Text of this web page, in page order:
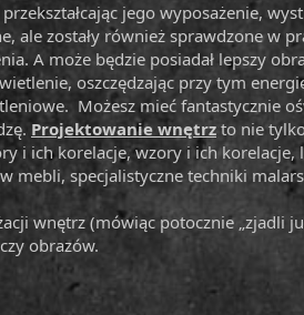
jego wyposażenie,
ale zostały również sprawdzone w
A może będzie posiadał lepszy
oszczędzając przy tym
Możesz mieć fantastycznie
Projektowanie wnętrz to nie
i ich korelacje, wzory i ich
specjalistyczne techniki
wnętrz (mówiąc potocznie „zjadli
obrazów.